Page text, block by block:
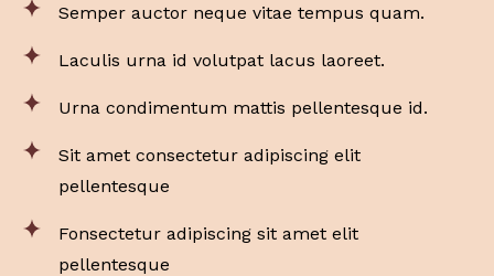
Semper auctor neque vitae tempus quam.
Laculis urna id volutpat lacus laoreet.
Urna condimentum mattis pellentesque id.
Sit amet consectetur adipiscing elit
pellentesque
Fonsectetur adipiscing sit amet elit
pellentesque